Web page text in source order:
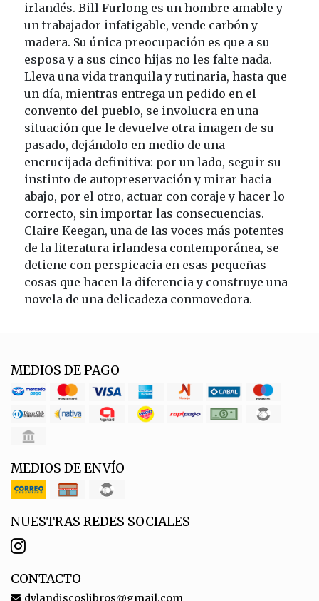
irlandés. Bill Furlong es un hombre amable y
un trabajador infatigable, vende carbón y
madera. Su única preocupación es que a su
esposa y a sus cinco hijas no les falte nada.
Lleva una vida tranquila y rutinaria, hasta que
un día, mientras entrega un pedido en el
convento del pueblo, se involucra en una
situación que le devuelve otra imagen de su
pasado, dejándolo en medio de una
encrucijada definitiva: por un lado, seguir su
instinto de autopreservación y mirar hacia
abajo, por el otro, actuar con coraje y hacer lo
correcto, sin importar las consecuencias.
Claire Keegan, una de las voces más potentes
de la literatura irlandesa contemporánea, se
detiene con perspicacia en esas pequeñas
cosas que hacen la diferencia y construye una
novela de una delicadeza conmovedora.
MEDIOS DE PAGO
MEDIOS DE ENVÍO
NUESTRAS REDES SOCIALES
CONTACTO
dylandiscoslibros@gmail.com